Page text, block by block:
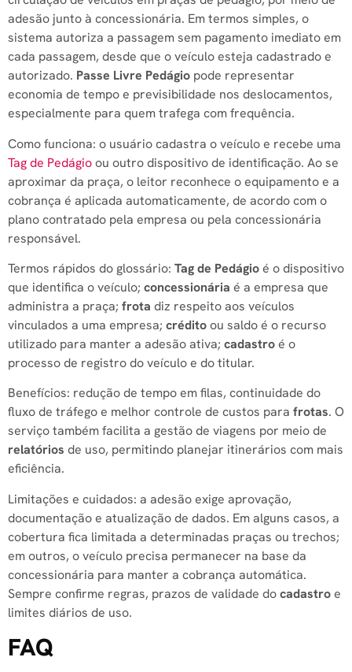
adesão junto à concessionária. Em termos simples, o
sistema autoriza a passagem sem pagamento imediato em
cada passagem, desde que o veículo esteja cadastrado e
autorizado. Passe Livre Pedágio pode representar
economia de tempo e previsibilidade nos deslocamentos,
especialmente para quem trafega com frequência.
Como funciona: o usuário cadastra o veículo e recebe uma
Tag de Pedágioou outro dispositivo de identificação. Ao se
aproximar da praça, o leitor reconhece o equipamento e a
cobrança é aplicada automaticamente, de acordo com o
plano contratado pela empresa ou pela concessionária
responsável.
Termos rápidos do glossário: Tag de Pedágioé o dispositivo
que identifica o veículo; concessionária é a empresa que
administra a praça; frota diz respeito aos veículos
vinculados a uma empresa; créditoou saldo é o recurso
utilizado para manter a adesão ativa; cadastroé o
processo de registro do veículo e do titular.
Benefícios: redução de tempo em filas, continuidade do
fluxo de tráfego e melhor controle de custos para frotas. O
serviço também facilita a gestão de viagens por meio de
relatórios de uso, permitindo planejar itinerários com mais
eficiência.
Limitações e cuidados: a adesão exige aprovação,
documentação e atualização de dados. Em alguns casos, a
cobertura fica limitada a determinadas praças ou trechos;
em outros, o veículo precisa permanecer na base da
concessionária para manter a cobrança automática.
Sempre confirme regras, prazos de validade docadastroe
limites diários de uso.
FAQ